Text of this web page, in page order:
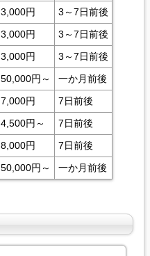
3,000円
3～7日前後
3,000円
3～7日前後
3,000円
3～7日前後
50,000円～
一か月前後
7,000円
7日前後
4,500円～
7日前後
8,000円
7日前後
50,000円～ 一か月前後